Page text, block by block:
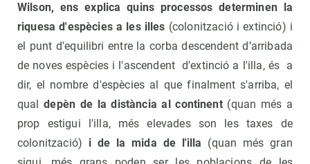
Wilson, ens explica quins processos determinen la
riquesa d'espècies a les illes (colonització i extinció) i
el punt d'equilibri entre la corba descendent d’arribada
de noves espècies i l'ascendent d'extinció a l'illa, és a
dir, el nombre d'espècies al que finalment s'arriba, el
qualdepèn de la distància al continent(quan més a
prop estigui l'illa, més elevades son les taxes de
colonització) i de la mida de l'illa (quan més gran